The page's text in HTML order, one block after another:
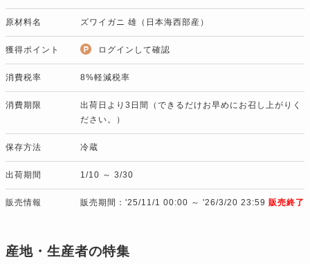
原材料名 ズワイガニ 雄（日本海西部産）
獲得ポイント ログインして確認
消費税率 8%軽減税率
消費期限
出荷日より3日間（できるだけお早めにお召し上がりく
ださい。）
保存方法 冷蔵
出荷期間 1/10 ～ 3/30
販売情報 販売期間：'25/11/1 00:00 ～ '26/3/20 23:59 販売終了
産地・生産者の特集